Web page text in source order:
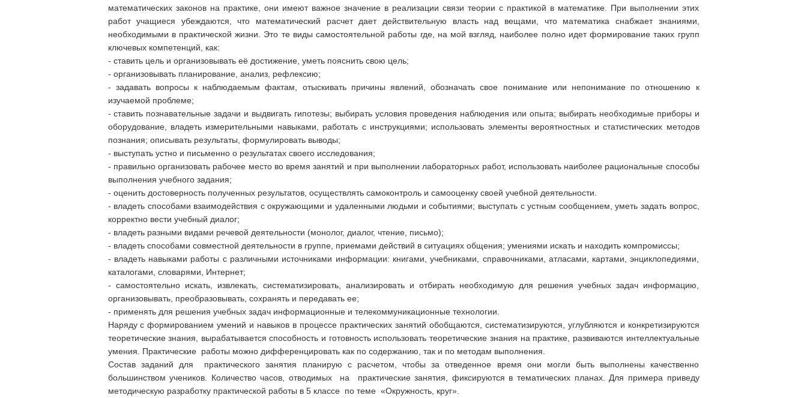
математических законов на практике, они имеют важное значение в реализации связи теории с практикой в математике. При выполнении этих
работ учащиеся убеждаются, что математический расчет дает действительную власть над вещами, что математика снабжает знаниями,
необходимыми в практической жизни. Это те виды самостоятельной работы где, на мой взгляд, наиболее полно идет формирование таких групп
ключевых компетенций, как:
- ставить цель и организовывать её достижение, уметь пояснить свою цель;
- организовывать планирование, анализ, рефлексию;
- задавать вопросы к наблюдаемым фактам, отыскивать причины явлений, обозначать свое понимание или непонимание по отношению к
изучаемой проблеме;
- ставить познавательные задачи и выдвигать гипотезы; выбирать условия проведения наблюдения или опыта; выбирать необходимые приборы и
оборудование, владеть измерительными навыками, работать с инструкциями; использовать элементы вероятностных и статистических методов
познания; описывать результаты, формулировать выводы;
- выступать устно и письменно о результатах своего исследования;
- правильно организовать рабочее место во время занятий и при выполнении лабораторных работ, использовать наиболее рациональные способы
выполнения учебного задания;
- оценить достоверность полученных результатов, осуществлять самоконтроль и самооценку своей учебной деятельности.
- владеть способами взаимодействия с окружающими и удаленными людьми и событиями; выступать с устным сообщением, уметь задать вопрос,
корректно вести учебный диалог;
- владеть разными видами речевой деятельности (монолог, диалог, чтение, письмо);
- владеть способами совместной деятельности в группе, приемами действий в ситуациях общения; умениями искать и находить компромиссы;
- владеть навыками работы с различными источниками информации: книгами, учебниками, справочниками, атласами, картами, энциклопедиями,
каталогами, словарями, Интернет;
- самостоятельно искать, извлекать, систематизировать, анализировать и отбирать необходимую для решения учебных задач информацию,
организовывать, преобразовывать, сохранять и передавать ее;
- применять для решения учебных задач информационные и телекоммуникационные технологии.
Наряду с формированием умений и навыков в процессе практических занятий обобщаются, систематизируются, углубляются и конкретизируются
теоретические знания, вырабатывается способность и готовность использовать теоретические знания на практике, развиваются интеллектуальные
умения. Практические работы можно дифференцировать как по содержанию, так и по методам выполнения.
Состав заданий для практического занятия планирую с расчетом, чтобы за отведенное время они могли быть выполнены качественно
большинством учеников. Количество часов, отводимых на практические занятия, фиксируются в тематических планах. Для примера приведу
методическую разработку практической работы в 5 классе по теме «Окружность, круг».